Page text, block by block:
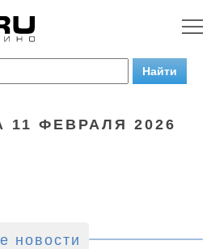
11 ФЕВРАЛЯ 2026
новости